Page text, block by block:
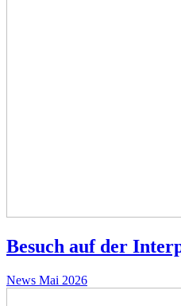
Besuch auf der
News Mai 2026